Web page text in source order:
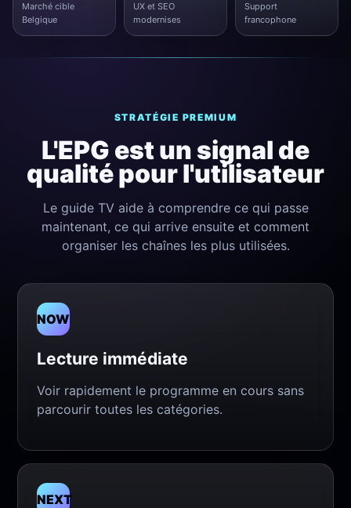
Marché cible
Belgique
UX et SEO
modernises
Support
francophone
STRATÉGIE PREMIUM
L'EPG est un signal de
qualité pour l'utilisateur
Le guide TV aide à comprendre ce qui passe
maintenant, ce qui arrive ensuite et comment
organiser les chaînes les plus utilisées.
NOW
Lecture immédiate
Voir rapidement le programme en cours sans
parcourir toutes les catégories.
NEXT